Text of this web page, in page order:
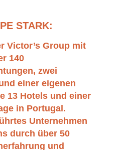
STARK:
Victor’s Group mit
140
zwei
einer eigenen
13 Hotels und einer
in Portugal.
Unternehmen
durch über 50
und